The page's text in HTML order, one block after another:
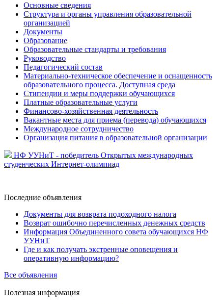
Основные сведения
Структура и органы управления образовательной
организацией
Документы
Образование
Образовательные стандарты и требования
Руководство
Педагогический состав
Материально-техническое обеспечение и оснащенность
образовательного процесса. Доступная среда
Стипендии и меры поддержки обучающихся
Платные образовательные услуги
Финансово-хозяйственная деятельность
Вакантные места для приема (перевода) обучающихся
Международное сотрудничество
Организация питания в образовательной организации
НФ УУНиТ - победитель Открытых международных
студенческих Интернет-олимпиад
Последние объявления
Документы для возврата подоходного налога
Возврат ошибочно перечисленных денежных средств
Информация Объединенного совета обучающихся НФ
УУНиТ
Где и как получать экстренные оповещения и
оперативную информацию?
Все объявления
Полезная информация